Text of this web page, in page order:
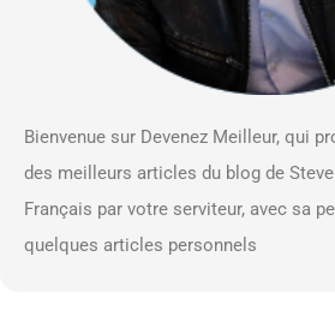
Bienvenue sur Devenez Meilleur, qui
des meilleurs articles du blog de
Français par votre serviteur, avec sa
quelques articles personnels